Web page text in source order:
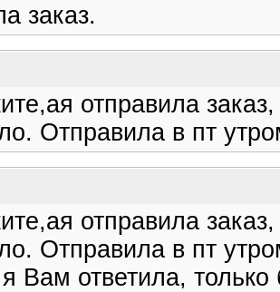
заказ.
отправила
Отправила в пт
отправила
Отправила в пт
Вам ответила,